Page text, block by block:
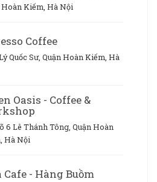
Hoàn Kiếm, Hà Nội
Coffee
Quốc Sư, Quận Hoàn Kiếm, Hà
Oasis - Coffee &
6 Lê Thánh Tông, Quận Hoàn
Hà Nội
Cafe - Hàng Buồm